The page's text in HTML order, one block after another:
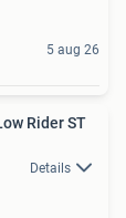
5 aug 26
Rider ST
Details